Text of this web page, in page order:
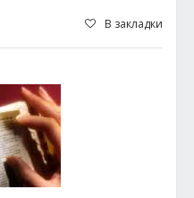
В закладки